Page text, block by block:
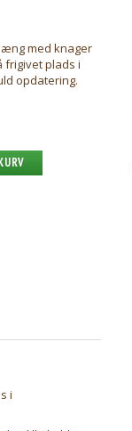
med knager
frigivet plads i
opdatering.
i